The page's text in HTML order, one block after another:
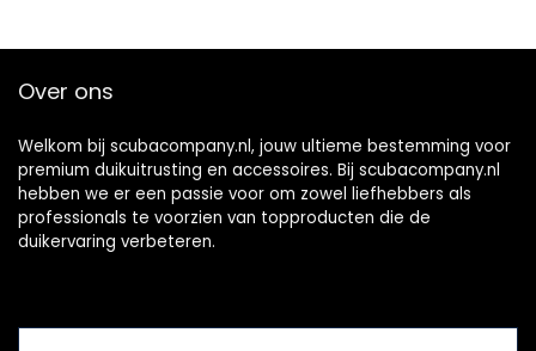
Over ons
Welkom bij scubacompany.nl, jouw ultieme bestemming voor
premium duikuitrusting en accessoires. Bij scubacompany.nl
hebben we er een passie voor om zowel liefhebbers als
professionals te voorzien van topproducten die de
duikervaring verbeteren.